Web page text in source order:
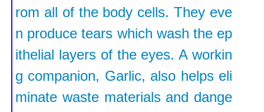
rom all of the body cells. They eve
n produce tears which wash the ep
ithelial layers of the eyes. A workin
g companion, Garlic, also helps eli
minate waste materials and dange